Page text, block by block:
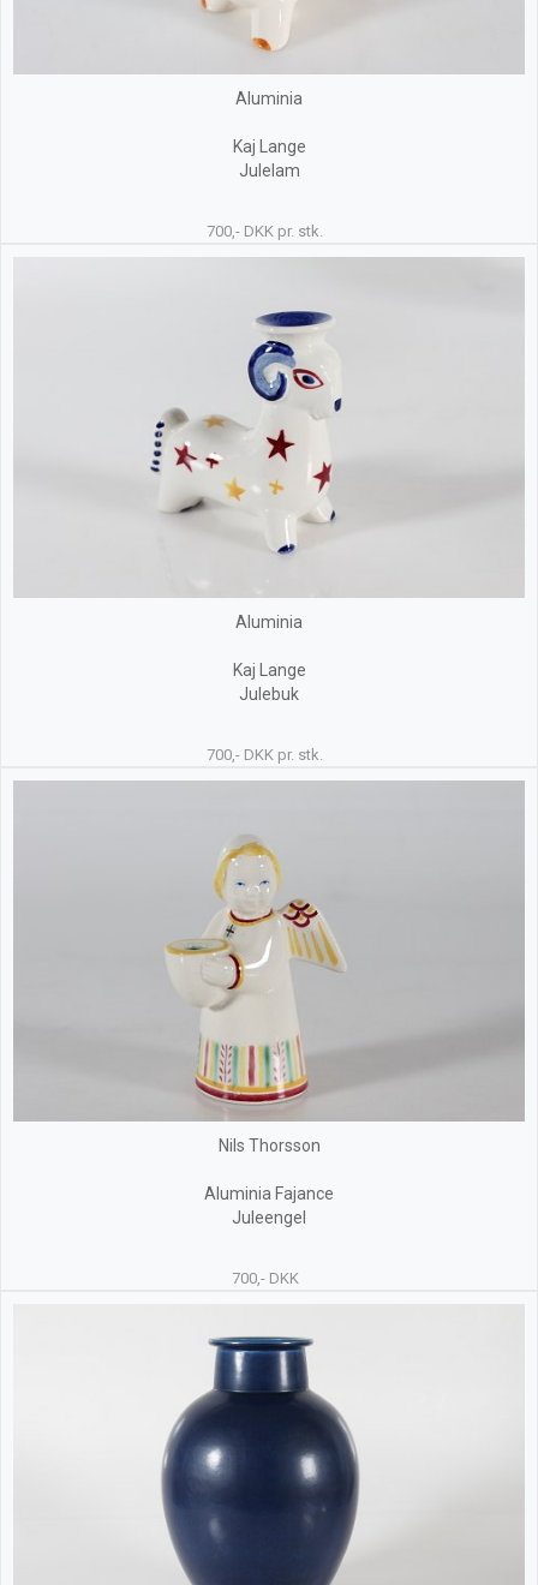
Aluminia
Kaj Lange
Julelam
700,- DKK pr. stk.
Aluminia
Kaj Lange
Julebuk
700,- DKK pr. stk.
Nils Thorsson
Aluminia Fajance
Juleengel
700,- DKK